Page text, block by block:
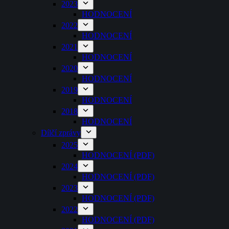
2023
HODNOCENÍ
2022
HODNOCENÍ
2021
HODNOCENÍ
2020
HODNOCENÍ
2019
HODNOCENÍ
2018
HODNOCENÍ
Dílčí zprávy
2025
HODNOCENÍ (PDF)
2024
HODNOCENÍ (PDF)
2023
HODNOCENÍ (PDF)
2022
HODNOCENÍ (PDF)